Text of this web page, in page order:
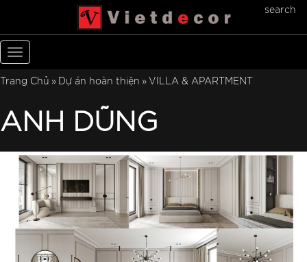
Toggle
search
Trang Chủ Dự án hoàn thiện VILLA & APARTMENT
ANH DŨNG